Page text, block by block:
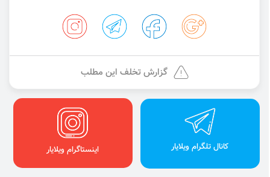
گزارش تخلف این مطلب
کانال تلگرام ویلایار اینستاگرام ویلایار